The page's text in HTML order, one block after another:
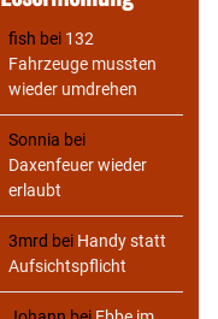
fish bei 132
Fahrzeuge mussten
wieder umdrehen
Sonnia bei
Daxenfeuer wieder
erlaubt
3mrd bei Handy statt
Aufsichtspflicht